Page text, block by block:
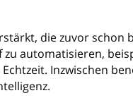
die zuvor
automatisieren,
Inzwischen